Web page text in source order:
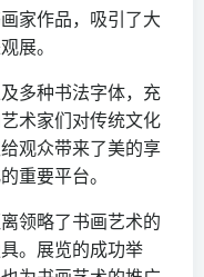
家作品，吸引了大
展。
多种书法字体，充
术家们对传统文化
观众带来了美的享
重要平台。
领略了书画艺术的
。展览的成功举